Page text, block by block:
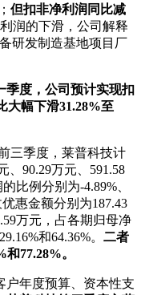
但扣非净利润同比减
润的下滑，公司解释
研发制造基地项目厂
季度，公司预计实现扣
大幅下滑31.28%至
三季度，莱普科技计
、90.29万元、591.58
比例分别为-4.89%、
惠金额分别为187.43
万元，占各期归母净
和64.36%。 二者
77.28%。
户年度预算、资本性支